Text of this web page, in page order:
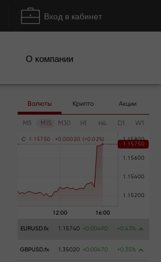
Вход в кабинет
О компании
Валюты Крипто Акции
M5 M15 M30 H1 H4 D1 W1
C 1 . 1 5 7 50 +0 .000 20 (+0 .0 2%
EURUSD.fx 1.15740 +0.00490 +0.43%
GBPUSD.fx 1.35020 +0.00470 +0.35%